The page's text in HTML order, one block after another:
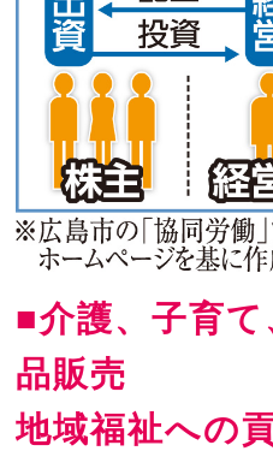
■介護、子育
品販売
地域福祉への